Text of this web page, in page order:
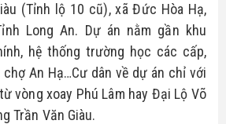
(Tỉnh lộ 10 cũ), xã Đức Hòa Hạ,
Long An. Dự án nằm gần khu
hệ thống trường học các cấp,
An Hạ…Cư dân về dự án chỉ với
vòng xoay Phú Lâm hay Đại Lộ Võ
Trần Văn Giàu.